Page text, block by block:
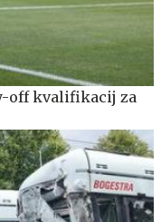
off kvalifikacij za